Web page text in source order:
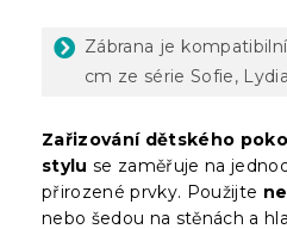
Zábrana je
cm ze série Sofie,
Zařizování dětského
stylu se zaměřuje na
přirozené prvky. Použijte
nebo šedou na stěnách a